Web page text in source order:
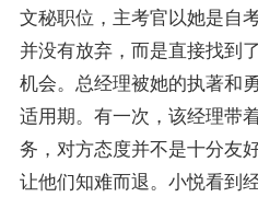
文秘职位，主考官以她是自
并没有放弃，而是直接找到
机会。总经理被她的执著和
适用期。有一次，该经理带
务，对方态度并不是十分友
让他们知难而退。小悦看到